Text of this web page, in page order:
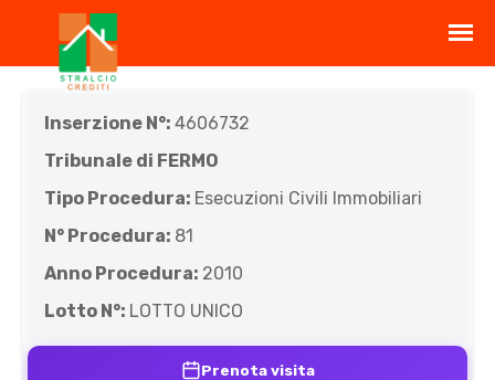
Inserzione N°: 4606732
Tribunale di FERMO
Tipo Procedura: Esecuzioni Civili Immobiliari
N° Procedura: 81
Anno Procedura: 2010
Lotto N°: LOTTO UNICO
Prenota visita